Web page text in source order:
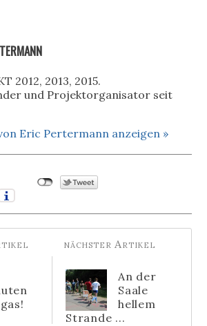
2012, 2013, 2015.
und Projektorganisator seit
Eric Pertermann anzeigen »
An der
Saale
hellem
Strande ...